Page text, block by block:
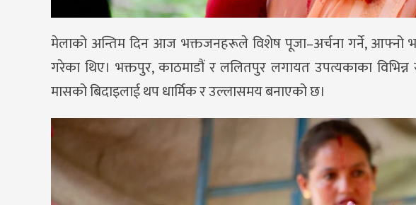
मेलाको अन्तिम दिन आज भक्तजनहरूले विशेष पूजा–अर्चना गर्ने, आफ्नो
गरेका थिए। भक्तपुर, काठमाडौं र ललितपुर लगायत उपत्यकाका
मासको बिदाइलाई थप धार्मिक र उल्लासमय बनाएको छ।